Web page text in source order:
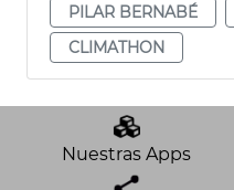
PILAR BERNABÉ
CLIMATHON
Nuestras Apps